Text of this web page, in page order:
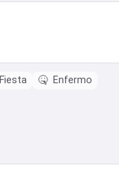
Fiesta 🤒 Enfermo